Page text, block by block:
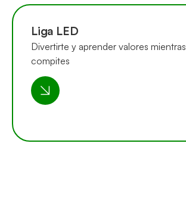
Liga LED
Divertirte y aprender valores mientras
compites